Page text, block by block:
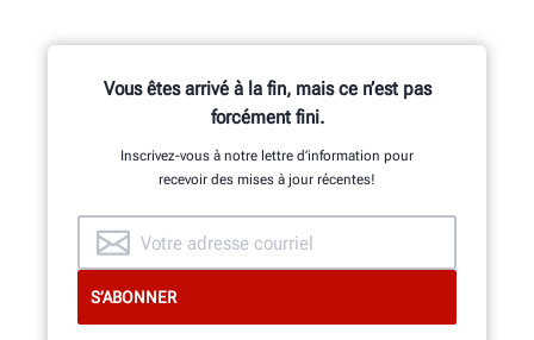
Vous êtes arrivé à la fin, mais ce n’est pas
forcément fini.
Inscrivez-vous à notre lettre d’information pour
recevoir des mises à jour récentes!